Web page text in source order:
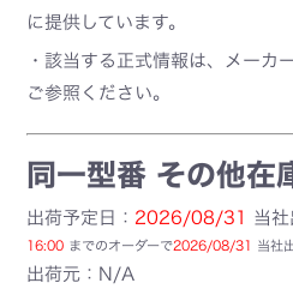
に提供しています。
・該当する正式情報は、メーカ
ご参照ください。
同一型番 その他在
出荷予定日： 2026/08/31 当
16:00 までのオーダーで2026/08/31 当社
出荷元：N/A